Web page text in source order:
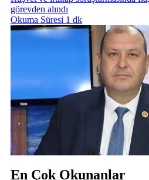
görevden alındı
Okuma Süresi 1 dk
En Çok Okunanlar